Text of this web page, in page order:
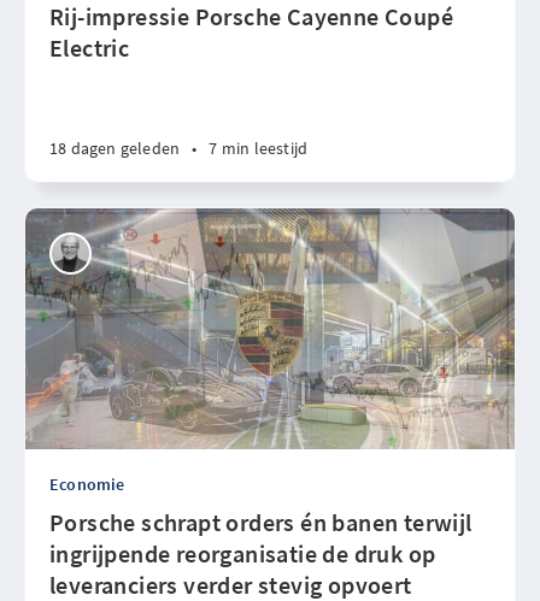
Rij-impressie Porsche Cayenne Coupé
Electric
18 dagen geleden • 7 min leestijd
Economie
Porsche schrapt orders én banen terwijl
ingrijpende reorganisatie de druk op
leveranciers verder stevig opvoert